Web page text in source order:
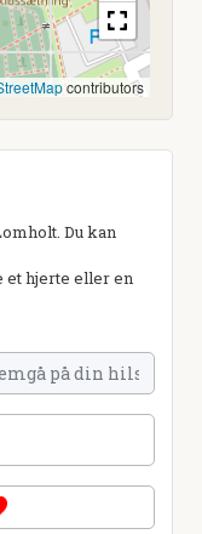
contributors
Du kan
et hjerte eller en